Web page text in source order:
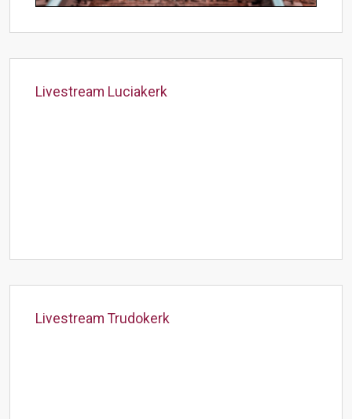
Livestream Luciakerk
Livestream Trudokerk